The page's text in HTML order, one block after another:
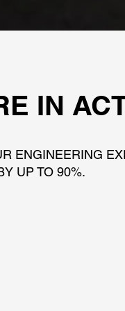
IN
ENGINEERING
UP TO 90%.